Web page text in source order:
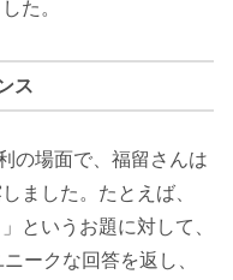
た。
ス
の場面で、福留さんは
ました。たとえば、
というお題に対して、
ークな回答を返し、